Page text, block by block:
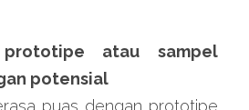
atau sampel
potensial
puas dengan prototipe